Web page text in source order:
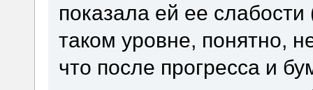
показала ей ее
таком уровне, понятно,
что после прогресса и